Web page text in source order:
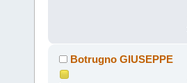
Botrugno GIUSEPPE